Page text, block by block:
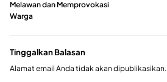
Melawan dan Memprovokasi
Warga
Tinggalkan Balasan
Alamat email Anda tidak akan dipublikasikan.